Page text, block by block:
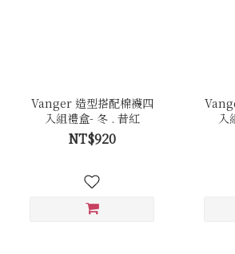
Vanger 造型搭配棉襪四
入組禮盒- 冬 . 昔紅
NT$920
入